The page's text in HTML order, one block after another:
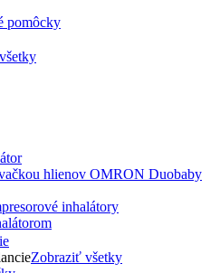
pomôcky
Zobraziť všetky